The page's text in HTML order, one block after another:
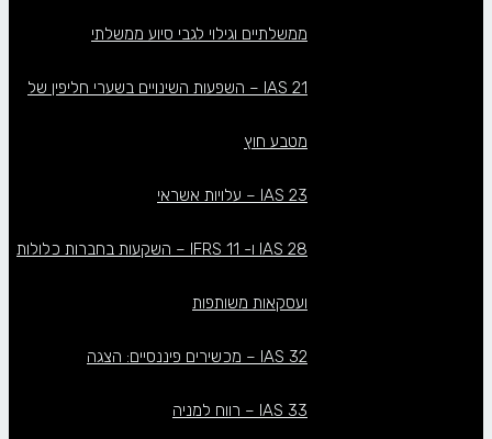
ממשלתיים וגילוי לגבי סיוע ממשלתי
IAS 21 – השפעות השינויים בשערי חליפין של
מטבע חוץ
IAS 23 – עלויות אשראי
IAS 28 ו- IFRS 11 – השקעות בחברות כלולות
ועסקאות משותפות
IAS 32 – מכשירים פיננסיים: הצגה
IAS 33 – רווח למניה